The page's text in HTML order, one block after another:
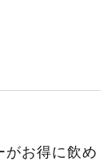
がお得に飲め